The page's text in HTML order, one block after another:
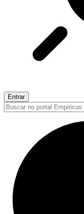
Entrar